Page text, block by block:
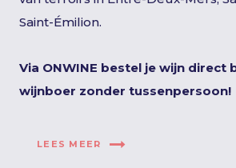
Saint-Émilion.
Via ONWINE bestel je wijn direct
wijnboer zonder tussenpersoon!
LEES MEER